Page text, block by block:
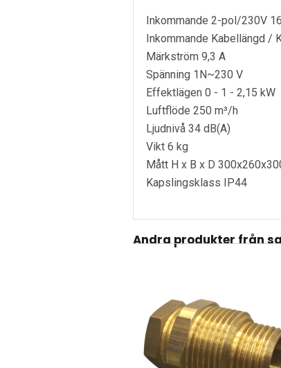
Inkommande 2-pol/230V
Inkommande Kabellängd /
Märkström 9,3 A
Spänning 1N~230 V
Effektlägen 0 - 1 - 2,15 kW
Luftflöde 250 m³/h
Ljudnivå 34 dB(A)
Vikt 6 kg
Mått H x B x D
Kapslingsklass IP44
Andra produkter från